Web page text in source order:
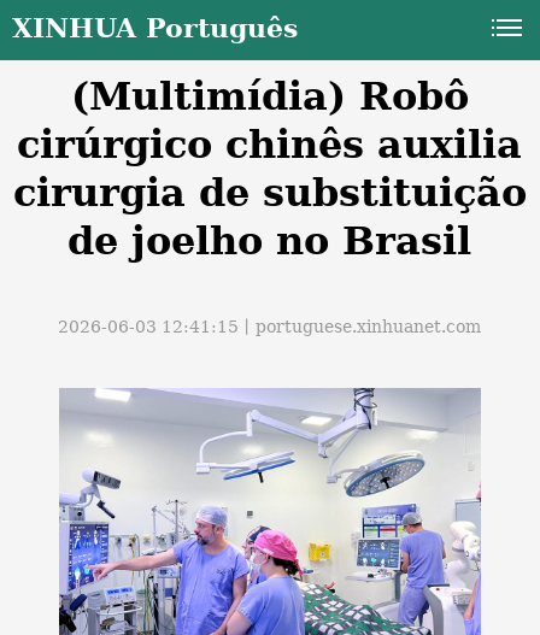
XINHUA Português
(Multimídia) Robô
cirúrgico chinês auxilia
cirurgia de substituição
de joelho no Brasil
2026-06-03 12:41:15丨portuguese.xinhuanet.com